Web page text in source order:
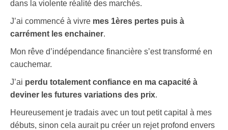
dans la violente réalité des marchés.
J’ai commencé à vivre mes 1ères pertes puis à
carrément les enchainer.
Mon rêve d’indépendance financière s’est transformé en
cauchemar.
J’ai perdu totalement confiance en ma capacité à
deviner les futures variations des prix.
Heureusement je tradais avec un tout petit capital à mes
débuts, sinon cela aurait pu créer un rejet profond envers